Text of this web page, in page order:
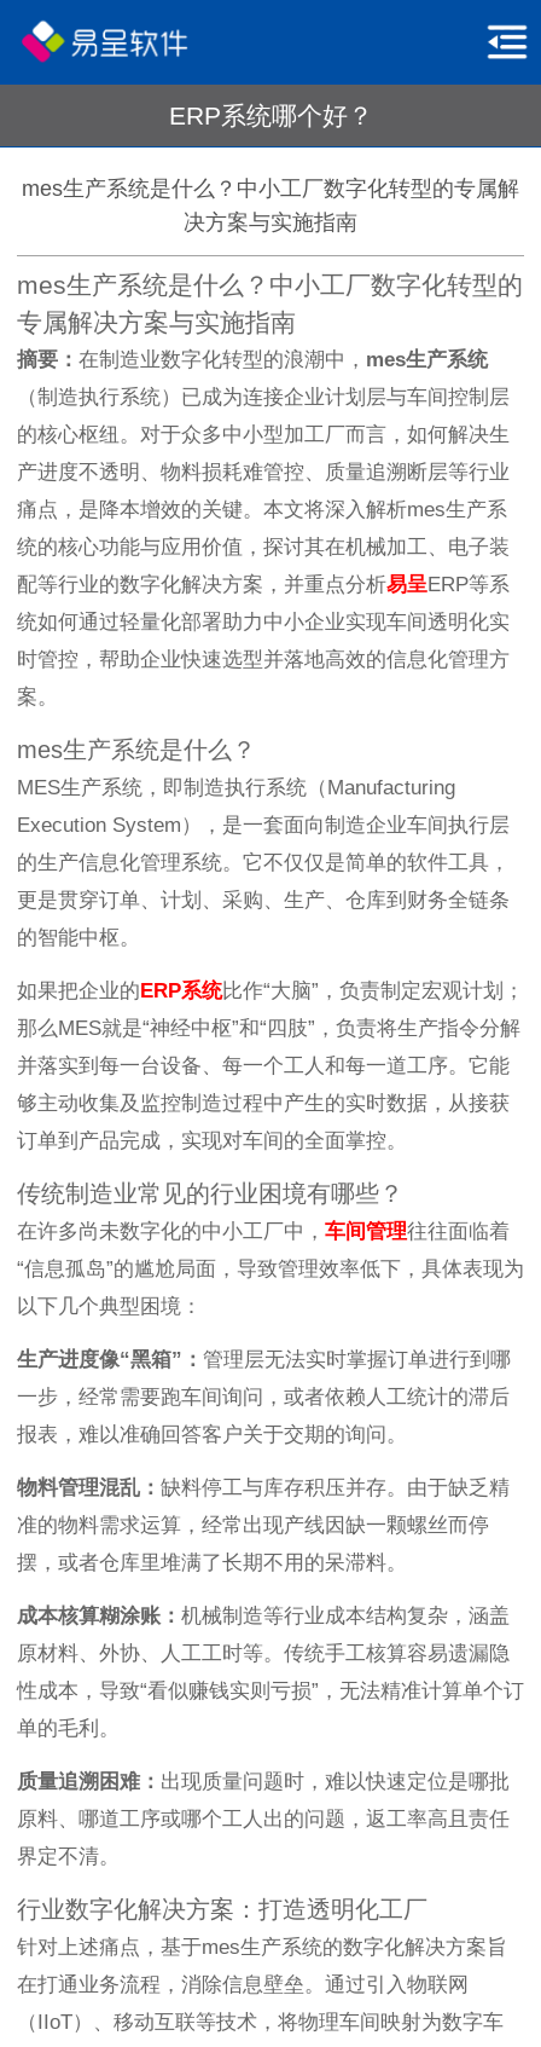
ERP系统哪个好？
mes生产系统是什么？中小工厂数字化转型的专属解
决方案与实施指南
mes生产系统是什么？中小工厂数字化转型的
专属解决方案与实施指南
摘要： 在制造业数字化转型的浪潮中， mes生产系统
（制造执行系统）已成为连接企业计划层与车间控制层
的核心枢纽。对于众多中小型加工厂而言，如何解决生
产进度不透明、物料损耗难管控、质量追溯断层等行业
痛点，是降本增效的关键。本文将深入解析mes生产系
统的核心功能与应用价值，探讨其在机械加工、电子装
配等行业的数字化解决方案，并重点分析易呈ERP等系
统如何通过轻量化部署助力中小企业实现车间透明化实
时管控，帮助企业快速选型并落地高效的信息化管理方
案。
mes生产系统是什么？
MES生产系统，即制造执行系统（Manufacturing
Execution System），是一套面向制造企业车间执行层
的生产信息化管理系统。它不仅仅是简单的软件工具，
更是贯穿订单、计划、采购、生产、仓库到财务全链条
的智能中枢。
如果把企业的ERP系统比作“大脑”，负责制定宏观计划；
那么MES就是“神经中枢”和“四肢”，负责将生产指令分解
并落实到每一台设备、每一个工人和每一道工序。它能
够主动收集及监控制造过程中产生的实时数据，从接获
订单到产品完成，实现对车间的全面掌控。
传统制造业常见的行业困境有哪些？
在许多尚未数字化的中小工厂中， 车间管理往往面临着
“信息孤岛”的尴尬局面，导致管理效率低下，具体表现为
以下几个典型困境：
生产进度像“黑箱”： 管理层无法实时掌握订单进行到哪
一步，经常需要跑车间询问，或者依赖人工统计的滞后
报表，难以准确回答客户关于交期的询问。
物料管理混乱： 缺料停工与库存积压并存。由于缺乏精
准的物料需求运算，经常出现产线因缺一颗螺丝而停
摆，或者仓库里堆满了长期不用的呆滞料。
成本核算糊涂账： 机械制造等行业成本结构复杂，涵盖
原材料、外协、人工工时等。传统手工核算容易遗漏隐
性成本，导致“看似赚钱实则亏损”，无法精准计算单个订
单的毛利。
质量追溯困难： 出现质量问题时，难以快速定位是哪批
原料、哪道工序或哪个工人出的问题，返工率高且责任
界定不清。
行业数字化解决方案：打造透明化工厂
针对上述痛点，基于mes生产系统的数字化解决方案旨
在打通业务流程，消除信息壁垒。通过引入物联网
（IIoT）、移动互联等技术，将物理车间映射为数字车